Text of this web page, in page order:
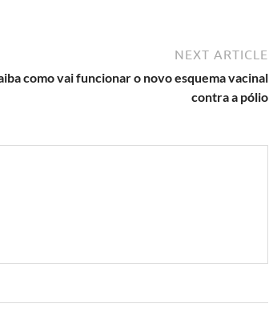
NEXT ARTICLE
como vai funcionar o novo esquema vacinal
contra a pólio